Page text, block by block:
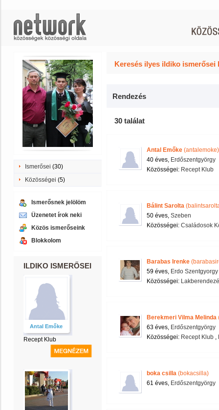
Ismerősei (30)
Közösségei (5)
Ismerősnek jelölöm
Üzenetet írok neki
Közös ismerőseink
Blokkolom
ILDIKO ISMERŐSEI
Antal Emőke
Recept Klub
Keresés ilyes ildiko ismerősei
Rendezés
30 találat
Antal Emőke (antalemoke)
40 éves, Erdőszentgyörgy
Közösségei: Recept Klub
Bálint Sarolta
50 éves, Szeben
Közösségei: Családosok
Barabas Irenke
59 éves, Erdo Szentgyorgy
Közösségei:
Berekmeri Vilma Melinda
63 éves, Erdőszentgyörgy
Közösségei: Recept Klub ,
boka csilla (bokacsilla)
61 éves, Erdőszentgyörgy